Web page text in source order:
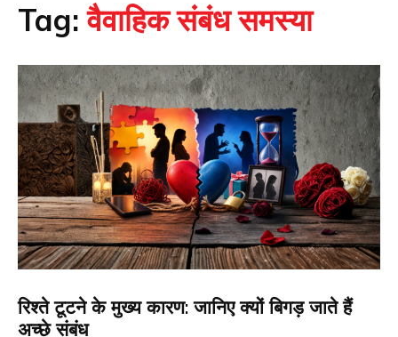
Tag:वैवाहिक संबंध समस्या
रिश्ते टूटने के मुख्य कारण: जानिए क्यों बिगड़ जाते हैं
अच्छे संबंध